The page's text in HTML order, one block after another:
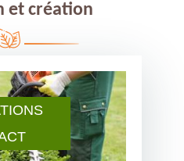
et création